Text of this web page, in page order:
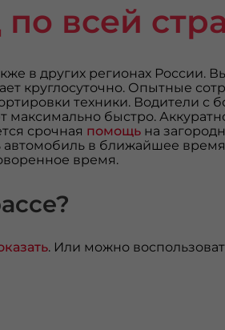
всей
в других регионах России.
круглосуточно. Опытные
техники. Водители с
быстро.
срочная помощьна
в ближайшее
время.
. Или можно